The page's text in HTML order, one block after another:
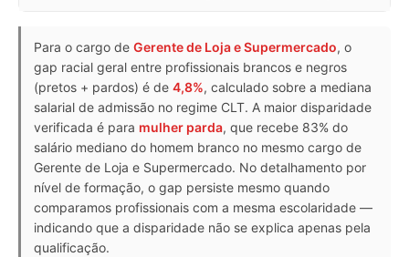
Para o cargo de Gerente de Loja e Supermercado, o
gap racial geral entre profissionais brancos e negros
(pretos + pardos) é de 4,8%, calculado sobre a mediana
salarial de admissão no regime CLT. A maior disparidade
verificada é para mulher parda, que recebe 83% do
salário mediano do homem branco no mesmo cargo de
Gerente de Loja e Supermercado. No detalhamento por
nível de formação, o gap persiste mesmo quando
comparamos profissionais com a mesma escolaridade —
indicando que a disparidade não se explica apenas pela
qualificação.